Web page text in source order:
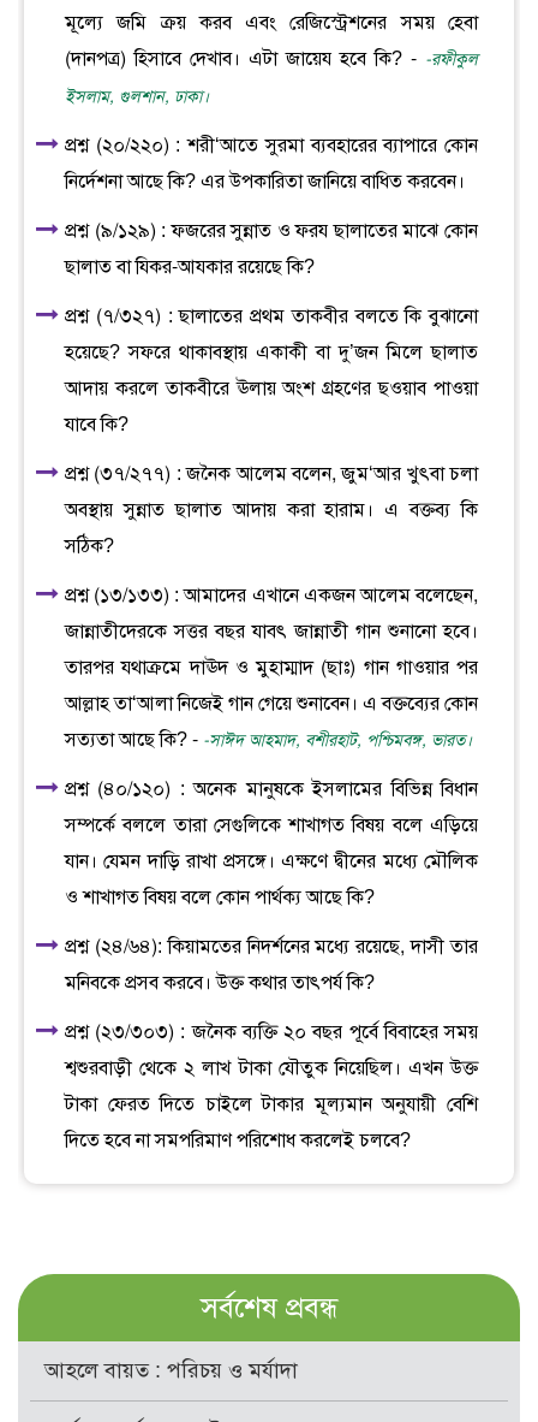
মূল্যে জমি ক্রয় করব এবং রেজিস্ট্রেশনের সময় হেবা
(দানপত্র) হিসাবে দেখাব। এটা জায়েয হবে কি? - -রফীকুল
ইসলাম, গুলশান, ঢাকা।
প্রশ্ন (২০/২২০) : শরী‘আতে সুরমা ব্যবহারের ব্যাপারে কোন
নির্দেশনা আছে কি? এর উপকারিতা জানিয়ে বাধিত করবেন।
প্রশ্ন (৯/১২৯) : ফজরের সুন্নাত ও ফরয ছালাতের মাঝে কোন
ছালাত বা যিকর-আযকার রয়েছে কি?
প্রশ্ন (৭/৩২৭) : ছালাতের প্রথম তাকবীর বলতে কি বুঝানো
হয়েছে? সফরে থাকাবস্থায় একাকী বা দু’জন মিলে ছালাত
আদায় করলে তাকবীরে ঊলায় অংশ গ্রহণের ছওয়াব পাওয়া
যাবে কি?
প্রশ্ন (৩৭/২৭৭) : জনৈক আলেম বলেন, জুম‘আর খুৎবা চলা
অবস্থায় সুন্নাত ছালাত আদায় করা হারাম। এ বক্তব্য কি
সঠিক?
প্রশ্ন (১৩/১৩৩) : আমাদের এখানে একজন আলেম বলেছেন,
জান্নাতীদেরকে সত্তর বছর যাবৎ জান্নাতী গান শুনানো হবে।
তারপর যথাক্রমে দাঊদ ও মুহাম্মাদ (ছাঃ) গান গাওয়ার পর
আল্লাহ তা‘আলা নিজেই গান গেয়ে শুনাবেন। এ বক্তব্যের কোন
সত্যতা আছে কি? - -সাঈদ আহমাদ, বশীরহাট, পশ্চিমবঙ্গ, ভারত।
প্রশ্ন (৪০/১২০) : অনেক মানুষকে ইসলামের বিভিন্ন বিধান
সম্পর্কে বললে তারা সেগুলিকে শাখাগত বিষয় বলে এড়িয়ে
যান। যেমন দাড়ি রাখা প্রসঙ্গে। এক্ষণে দ্বীনের মধ্যে মৌলিক
ও শাখাগত বিষয় বলে কোন পার্থক্য আছে কি?
প্রশ্ন (২৪/৬৪): কিয়ামতের নিদর্শনের মধ্যে রয়েছে, দাসী তার
মনিবকে প্রসব করবে। উক্ত কথার তাৎপর্য কি?
প্রশ্ন (২৩/৩০৩) : জনৈক ব্যক্তি ২০ বছর পূর্বে বিবাহের সময়
শ্বশুরবাড়ী থেকে ২ লাখ টাকা যৌতুক নিয়েছিল। এখন উক্ত
টাকা ফেরত দিতে চাইলে টাকার মূল্যমান অনুযায়ী বেশি
দিতে হবে না সমপরিমাণ পরিশোধ করলেই চলবে?
সর্বশেষ প্রবন্ধ
আহলে বায়ত : পরিচয় ও মর্যাদা